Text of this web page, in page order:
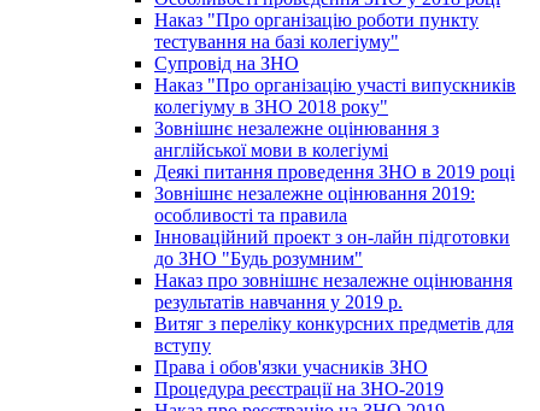
Наказ "Про організацію роботи пункту
тестування на базі колегіуму"
Супровід на ЗНО
Наказ "Про організацію участі випускників
колегіуму в ЗНО 2018 року"
Зовнішнє незалежне оцінювання з
англійської мови в колегіумі
Деякі питання проведення ЗНО в 2019 році
Зовнішнє незалежне оцінювання 2019:
особливості та правила
Інноваційний проект з он-лайн підготовки
до ЗНО "Будь розумним"
Наказ про зовнішнє незалежне оцінювання
результатів навчання у 2019 р.
Витяг з переліку конкурсних предметів для
вступу
Права і обов'язки учасників ЗНО
Процедура реєстрації на ЗНО-2019